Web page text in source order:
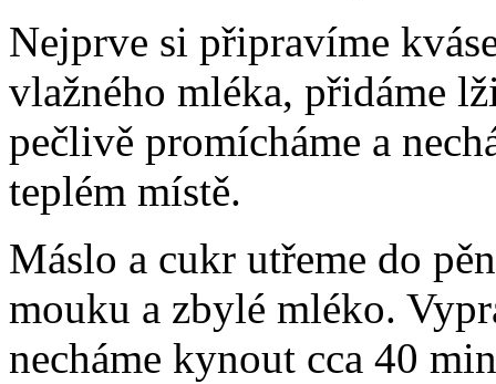
Nejprve si připravíme
vlažného mléka, přidáme
pečlivě promícháme a
teplém místě.
Máslo a cukr utřeme do
mouku a zbylé mléko.
necháme kynout cca 40